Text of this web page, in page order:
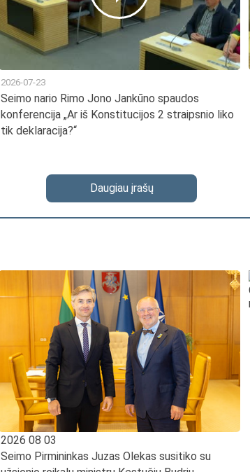
2026-07-23
Seimo nario Rimo Jono Jankūno spaudos
konferencija „Ar iš Konstitucijos 2 straipsnio liko
tik deklaracija?“
Daugiau įrašų
2026 08 03
Seimo Pirmininkas Juzas Olekas susitiko su